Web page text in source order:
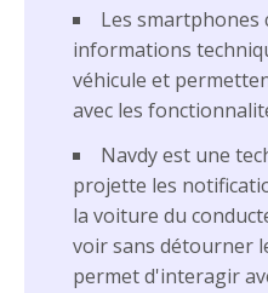
Les smartphones
informations
véhicule et
avec les
Navdy est une
projette les
la voiture du
voir sans détourner
permet d'interagir